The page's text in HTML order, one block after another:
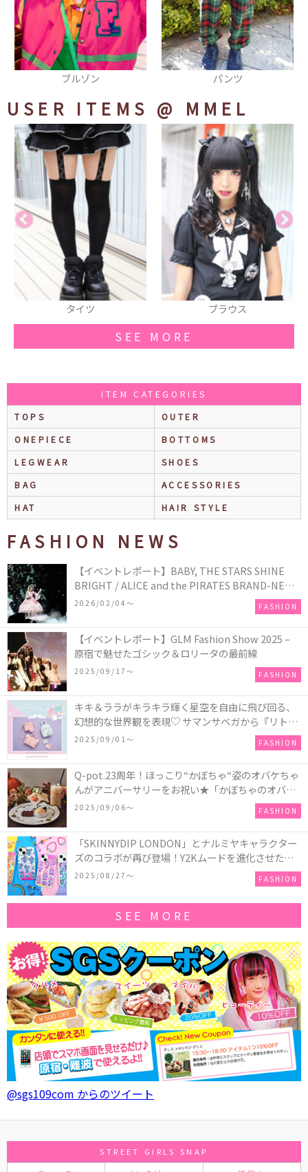
パンツ ネックレス
USER ITEMS @ MMEL
ブラウス リボン
SEE MORE
ITEM CATEGORIES
TOPS
OUTER
ONEPIECE
BOTTOMS
LEGWEAR
SHOES
BAG
ACCESSORIES
HAT
HAIR STYLE
FASHION NEWS
【イベントレポート】BABY, THE STARS SHINE
BRIGHT / ALICE and the PIRATES BRAND-NEW
COLLECTION in TOKYO
2026/02/04〜 FASHION
【イベントレポート】GLM Fashion Show 2025 –
原宿で魅せたゴシック＆ロリータの最前線
2025/09/17〜 FASHION
キキ＆ララがキラキラ輝く星空を自由に飛び回る、
幻想的な世界観を表現♡ サマンサベガから『リトル
ツインスターズ』50周年アニバーサリーイヤー』を
2025/09/01〜 FASHION
Q-pot.23周年！ほっこり“かぼちゃ“姿のオバケちゃ
んがアニバーサリーをお祝い★「かぼちゃのオバケ
ーキアクセサリー」が新発売！Q-pot CAFE.では
「かぼちゃのオバケーキプレート」も登場
2025/09/06〜 FASHION
「SKINNYDIP LONDON」とナルミヤキャラクター
ズのコラボが再び登場！Y2Kムードを進化させた新
作コレクションを発売♪
2025/08/27〜 FASHION
SEE MORE
@sgs109com からのツイート
STREET GIRLS SNAP